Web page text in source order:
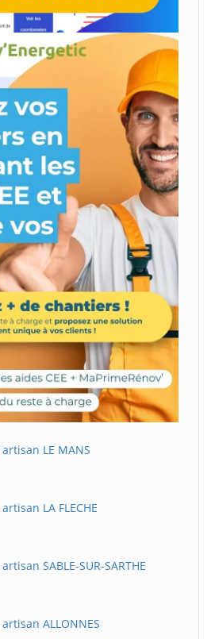
LE MANS
LA FLECHE
SABLE-SUR-SARTHE
ALLONNES